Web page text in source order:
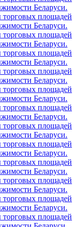
Беларуси.
торговых площадей
Беларуси.
торговых площадей
Беларуси.
торговых площадей
Беларуси.
торговых площадей
Беларуси.
торговых площадей
Беларуси.
торговых площадей
Беларуси.
торговых площадей
Беларуси.
торговых площадей
Беларуси.
торговых площадей
Беларуси.
торговых площадей
Беларуси.
торговых площадей
Беларуси.
торговых площадей